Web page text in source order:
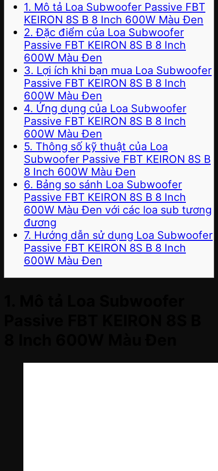
1. Mô tả Loa Subwoofer Passive FBT
KEIRON 8S B 8 Inch 600W Màu Đen
2. Đặc điểm của Loa Subwoofer
Passive FBT KEIRON 8S B 8 Inch
600W Màu Đen
3. Lợi ích khi bạn mua Loa Subwoofer
Passive FBT KEIRON 8S B 8 Inch
600W Màu Đen
4. Ứng dụng của Loa Subwoofer
Passive FBT KEIRON 8S B 8 Inch
600W Màu Đen
5. Thông số kỹ thuật của Loa
Subwoofer Passive FBT KEIRON 8S B
8 Inch 600W Màu Đen
6. Bảng so sánh Loa Subwoofer
Passive FBT KEIRON 8S B 8 Inch
600W Màu Đen với các loa sub tương
đương
7. Hướng dẫn sử dụng Loa Subwoofer
Passive FBT KEIRON 8S B 8 Inch
600W Màu Đen